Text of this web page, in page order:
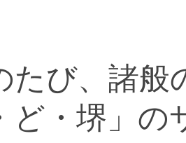
たび、諸般
ど・堺」の